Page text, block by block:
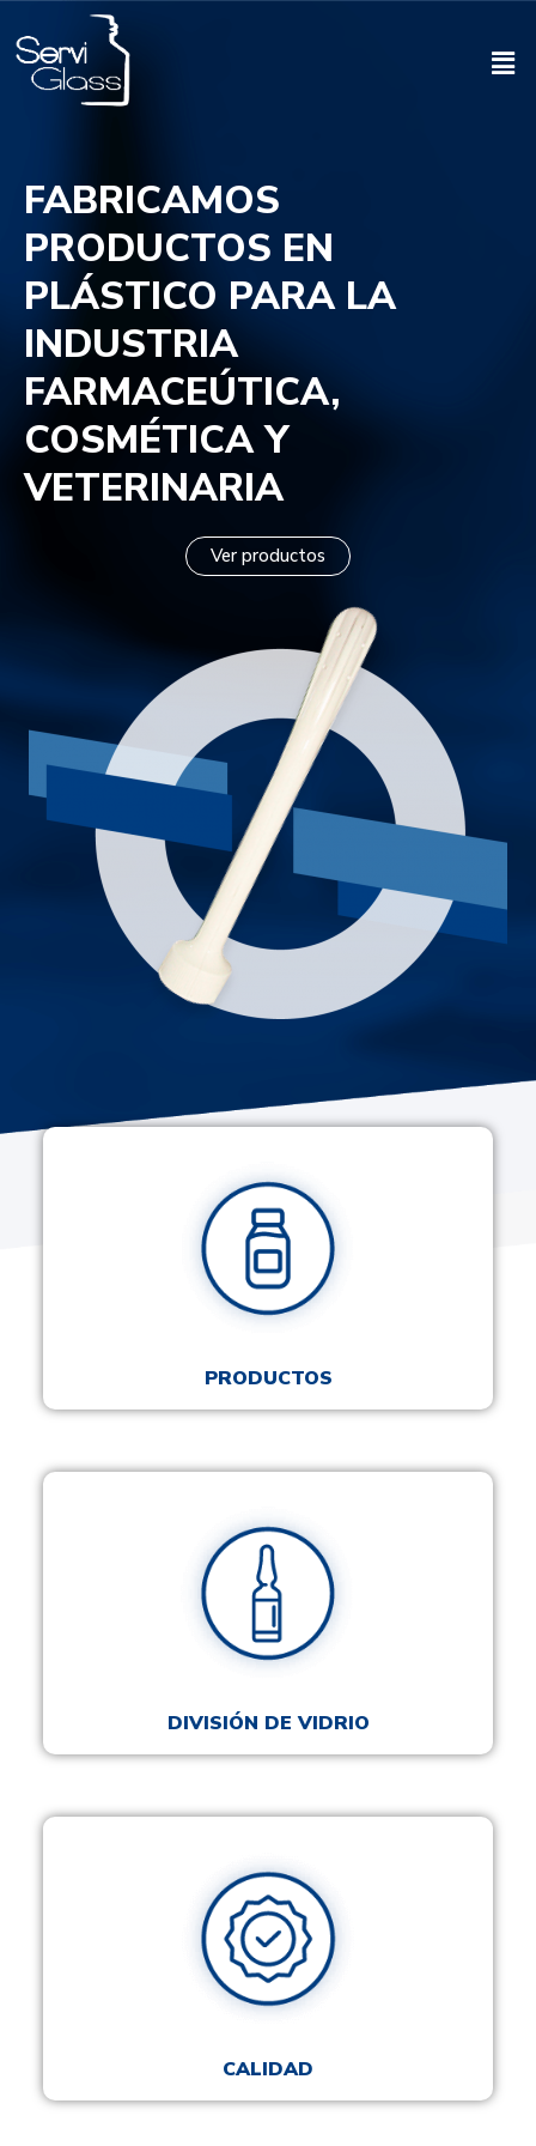
FABRICAMOS
PRODUCTOS EN
PLÁSTICO PARA LA
INDUSTRIA
FARMACEÚTICA,
COSMÉTICA Y
VETERINARIA
Ver productos
PRODUCTOS
DIVISIÓN DE VIDRIO
CALIDAD